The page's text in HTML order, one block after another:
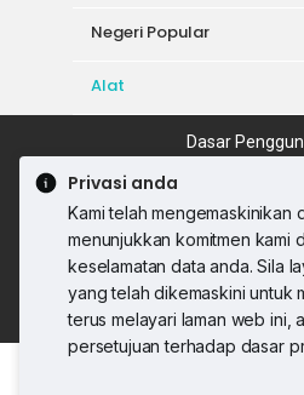
Privasi anda
Kami telah mengemaskinikan
menunjukkan komitmen kami
keselamatan data anda. Sila
yang telah dikemaskini untuk
terus melayari laman web ini,
persetujuan terhadap dasar
Negeri Popular
Alat
Dasar
Syarat Perkhidmatan
© 2026 PropertyGuru
Sdn. Bhd.
201001036744